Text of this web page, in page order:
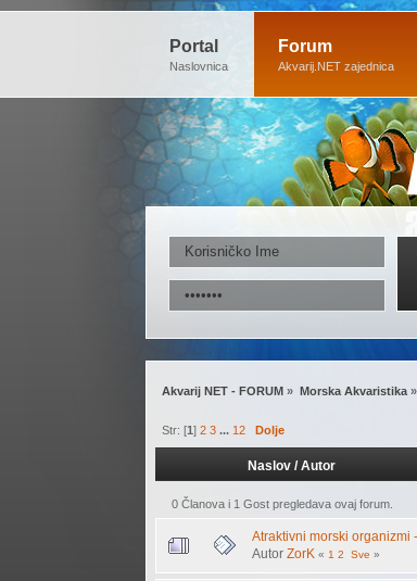
Portal
Naslovnica
Forum
Akvarij.NET zajednica
Akvarij NET - FORUM » Morska Akvaristika»
Str: [1] 2 3 ... 12 Dolje
Naslov /Autor
0 Članova i 1 Gost pregledava ovaj forum.
Atraktivni morski organizmi
AutorZorK « 1 2 Sve »